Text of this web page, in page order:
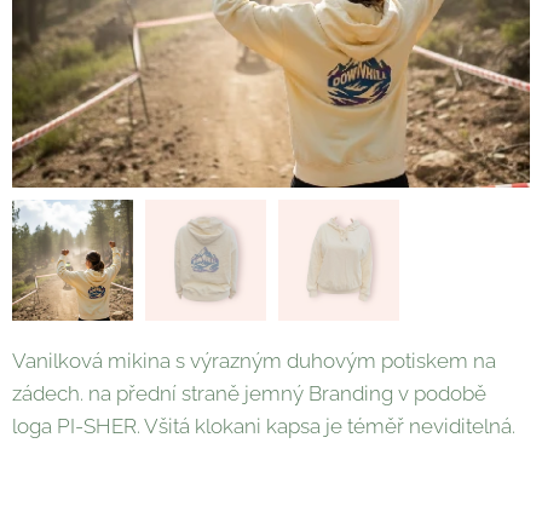
Vanilková mikina s výrazným duhovým potiskem na
zádech. na přední straně jemný Branding v podobě
loga PI-SHER. Všitá klokani kapsa je téměř neviditelná.